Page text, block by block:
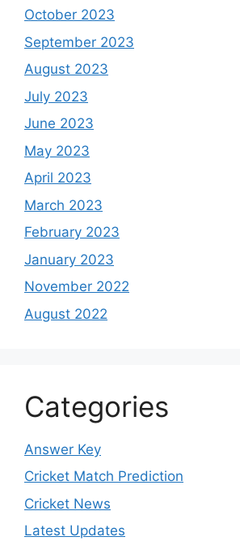
October 2023
September 2023
August 2023
July 2023
June 2023
May 2023
April 2023
March 2023
February 2023
January 2023
November 2022
August 2022
Categories
Answer Key
Cricket Match Prediction
Cricket News
Latest Updates